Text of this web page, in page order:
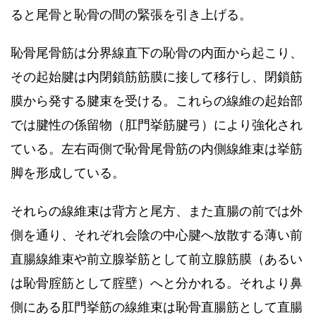
ると尾骨と恥骨の間の緊張を引き上げる。
恥骨尾骨筋は分界線直下の恥骨の内面から起こり、
その起始腱は内閉鎖筋筋膜に接して移行し、閉鎖筋
膜から発する腱束を受ける。これらの線維の起始部
では腱性の係留物（肛門挙筋腱弓）により強化され
ている。左右両側で恥骨尾骨筋の内側線維束は挙筋
脚を形成している。
それらの線維束は背方と尾方、また直腸の前では外
側を通り、それぞれ会陰の中心腱へ放散する薄い前
直腸線維束や前立腺挙筋として前立腺筋膜（あるい
は恥骨腟筋として腟壁）へと分かれる。それより鼻
側にある肛門挙筋の線維束は恥骨直腸筋として直腸